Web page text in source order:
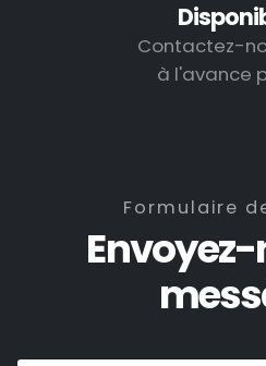
Contactez-
à l'avance
Formulaire